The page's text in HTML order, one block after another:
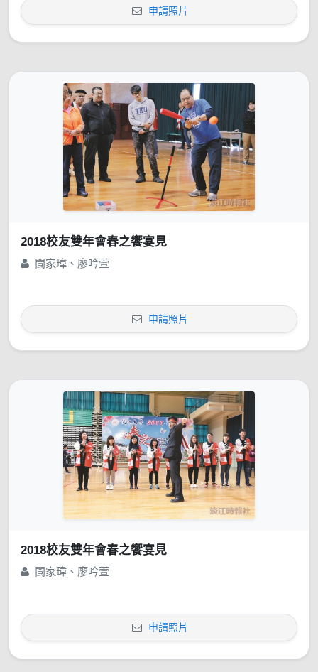
申請照片
2018校友雙年會春之饗宴見
閩家瑋、廖吟萱
申請照片
2018校友雙年會春之饗宴見
閩家瑋、廖吟萱
申請照片